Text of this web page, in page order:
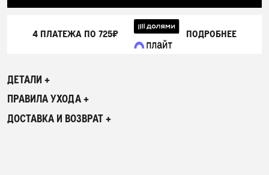
4 ПЛАТЕЖА ПО 725₽ ПОДРОБНЕЕ
ДЕТАЛИ +
ПРАВИЛА УХОДА +
ДОСТАВКА И ВОЗВРАТ +